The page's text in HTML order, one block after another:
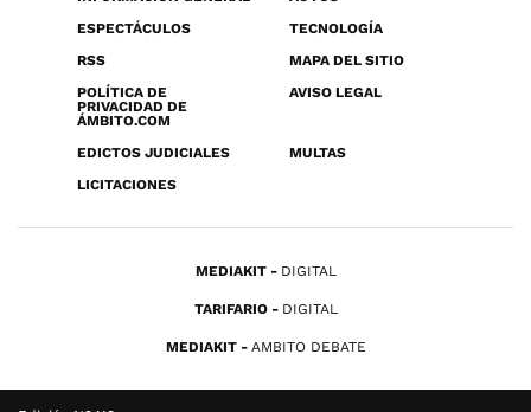
ESPECTÁCULOS
TECNOLOGÍA
RSS
MAPA DEL SITIO
POLÍTICA DE
PRIVACIDAD DE
ÁMBITO.COM
AVISO LEGAL
EDICTOS JUDICIALES
MULTAS
LICITACIONES
MEDIAKIT DIGITAL
TARIFARIO DIGITAL
MEDIAKIT AMBITO DEBATE